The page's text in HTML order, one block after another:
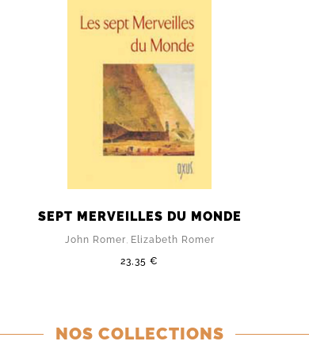
SEPT MERVEILLES DU MONDE
John Romer, Elizabeth Romer
23,35 €
NOS COLLECTIONS